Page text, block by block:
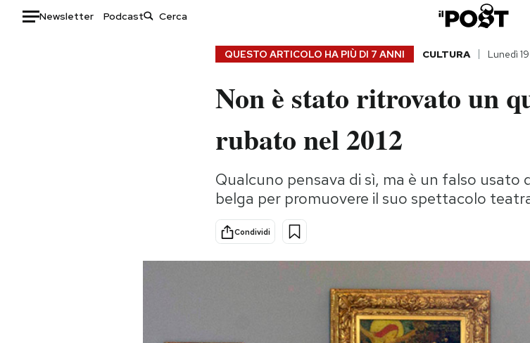
Newsletter Podcast
Storie/Idee
Ok Boomer!
Altrecose
QUESTO ARTICOLO HA PIÙ DI 7 ANNI CULTURA Lunedì
Non è stato ritrovato un
rubato nel 2012
Qualcuno pensava di sì, ma è un falso
belga per promuovere il suo spettacolo
Condividi